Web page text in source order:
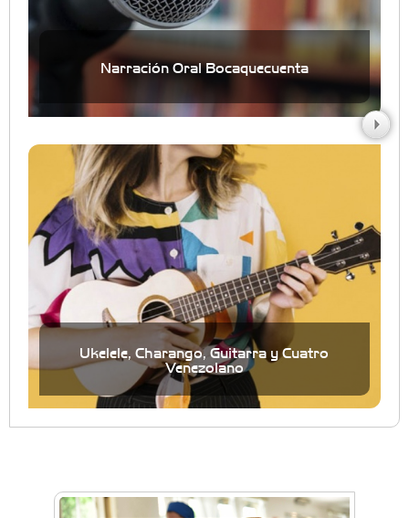
Narración Oral Bocaquecuenta
Ukelele, Charango, Guitarra y Cuatro
Venezolano